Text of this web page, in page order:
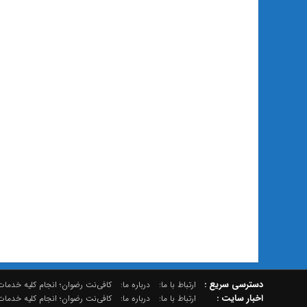
دسترسي سريع : ارتباط با ما: درباره ما: کافی‌نت رضوان؛ انجام کلیه
اخبار سایت : ارتباط با ما: درباره ما: کافی‌نت رضوان؛ انجام کلیه